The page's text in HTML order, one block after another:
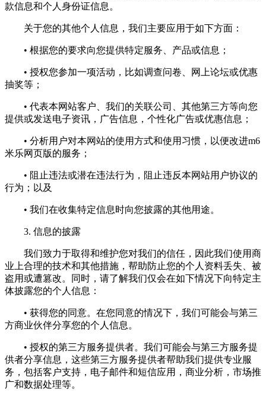
款信息和个人身份证信息。
关于您的其他个人信息，我们主要应用于如下方面：
• 根据您的要求向您提供特定服务、产品或信息；
• 授权您参加一项活动，比如调查问卷、网上论坛或优惠
抽奖等；
• 代表本网站客户、我们的关联公司、其他第三方等向您
提供或发送电子资讯，广告信息，个性化广告或优惠信息；
• 分析用户对本网站的使用方式和使用习惯，以便改进m6
米乐网页版的服务；
• 阻止违法或潜在违法行为，阻止违反本网站用户协议的
行为；以及
• 我们在收集特定信息时向您披露的其他用途。
3. 信息的披露
我们致力于取得和维护您对我们的信任，因此我们使用商
业上合理的技术和其他措施，帮助防止您的个人资料丢失、被
盗用或遭篡改。同时，请了解我们仅会在如下情况下向特定主
体披露您的个人信息：
• 获得您的同意。在您同意的情况下，我们可能会与第三
方商业伙伴分享您的个人信息。
• 授权的第三方服务提供者。我们可能会与第三方服务提
供者分享信息，这些第三方服务提供者帮助我们提供专业服
务，包括客户支持，电子邮件和短信应用，商业分析，市场推
广和数据处理等。